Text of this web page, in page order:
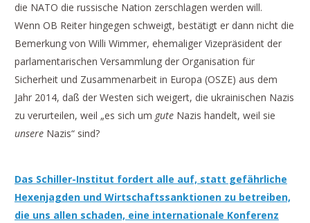
die NATO die russische Nation zerschlagen werden will.
Wenn OB Reiter hingegen schweigt, bestätigt er dann nicht die
Bemerkung von Willi Wimmer, ehemaliger Vizepräsident der
parlamentarischen Versammlung der Organisation für
Sicherheit und Zusammenarbeit in Europa (OSZE) aus dem
Jahr 2014, daß der Westen sich weigert, die ukrainischen Nazis
zu verurteilen, weil „es sich um guteNazis handelt, weil sie
unsereNazis“ sind?
Das Schiller-Institut fordert alle auf, statt gefährliche
Hexenjagden und Wirtschaftssanktionen zu betreiben,
die uns allen schaden, eine internationale Konferenz